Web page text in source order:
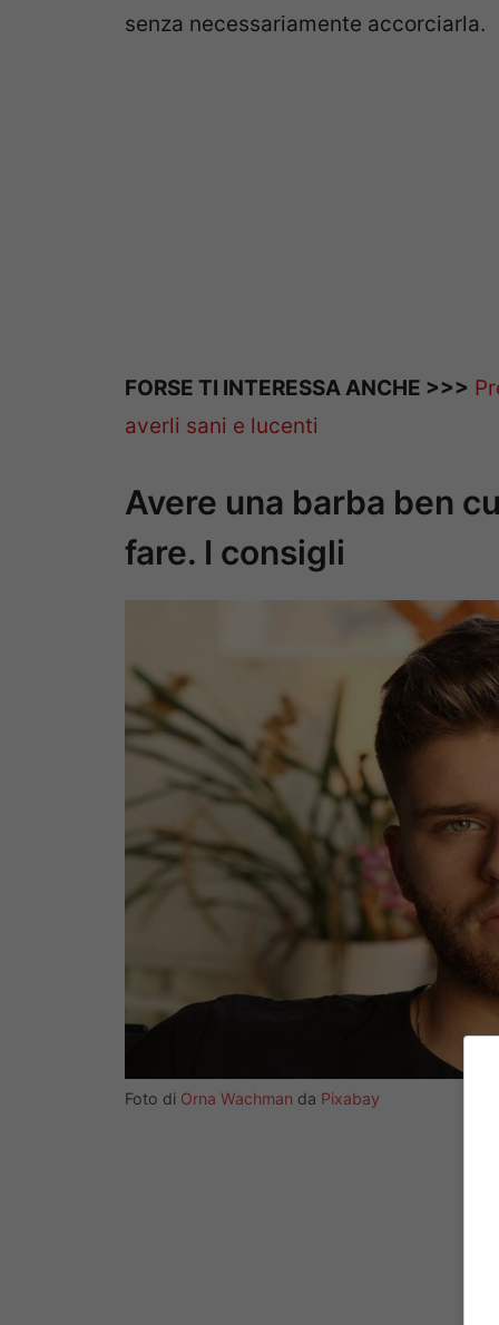
senza necessariamente accorciarla.
FORSE TI INTERESSA ANCHE >>>
averli sani e lucenti
Avere una barba ben
fare. I consigli
Foto di Orna Wachman da Pixabay